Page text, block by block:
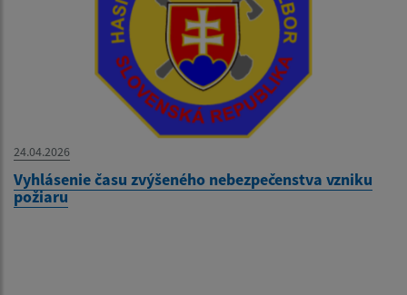
24.04.2026
Vyhlásenie času zvýšeného nebezpečenstva vzniku
požiaru